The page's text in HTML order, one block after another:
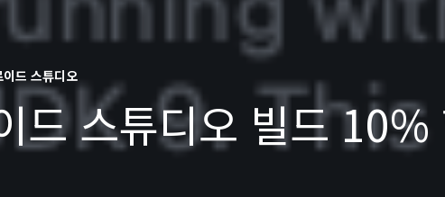
드 스튜디오
드 스튜디오 빌드 10%